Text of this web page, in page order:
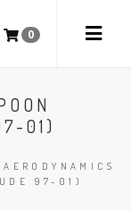
0
01)
AERODYNAMICS
97-01)